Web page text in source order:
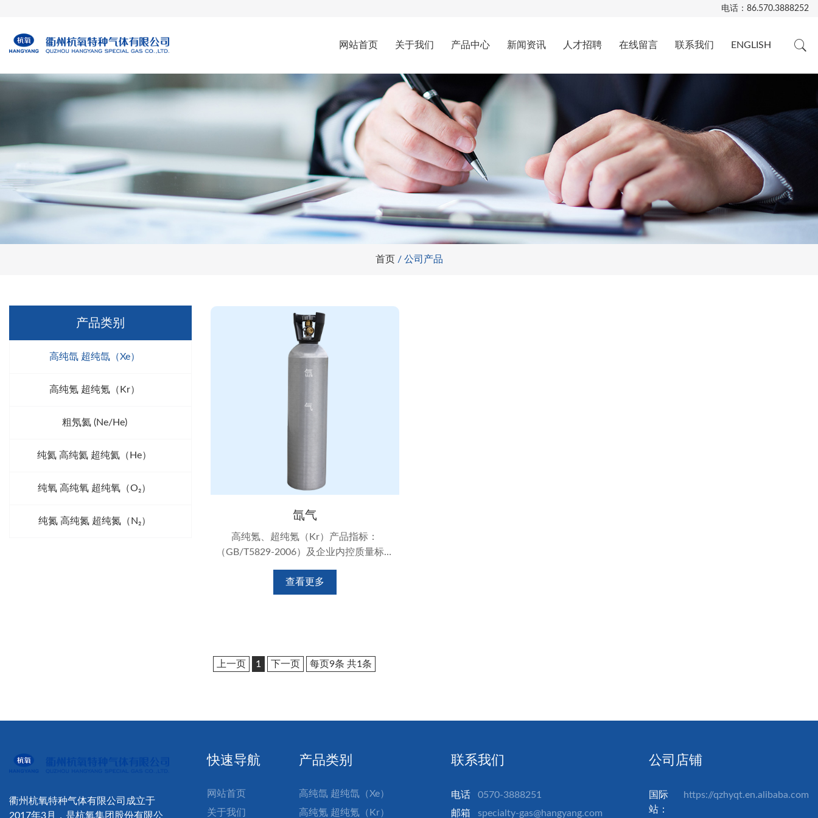
电话： 86.570.3888252
网站首页 关于我们 产品中心 新闻资讯 人才招聘 在线留言 联系我们 ENGLISH
首页 / 公司产品
产品类别
高纯氙 超纯氙（Xe）
高纯氪 超纯氪（Kr）
粗氖氦 (Ne/He)
纯氦 高纯氦 超纯氦（He）
纯氧 高纯氧 超纯氧（O₂）
纯氮 高纯氮 超纯氮（N₂） 氙气
高纯氪、超纯氪（Kr）产品指标：
（GB/T5829-2006）及企业内控质量标准
查看更多
上一页 1 下一页 每页9条 共1条
衢州杭氧特种气体有限公司成立于
2017年3月，是杭氧集团股份有限公
快速导航
网站首页
关于我们
产品类别
高纯氙 超纯氙（Xe）
高纯氪 超纯氪（Kr）
联系我们
电话
0570-3888251
邮箱
specialty-gas@hangyang.com
公司店铺
国际
站：
https://qzhyqt.en.alibaba.com